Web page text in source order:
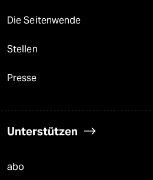
Die Seitenwende
Stellen
Presse
Unterstützen
abo